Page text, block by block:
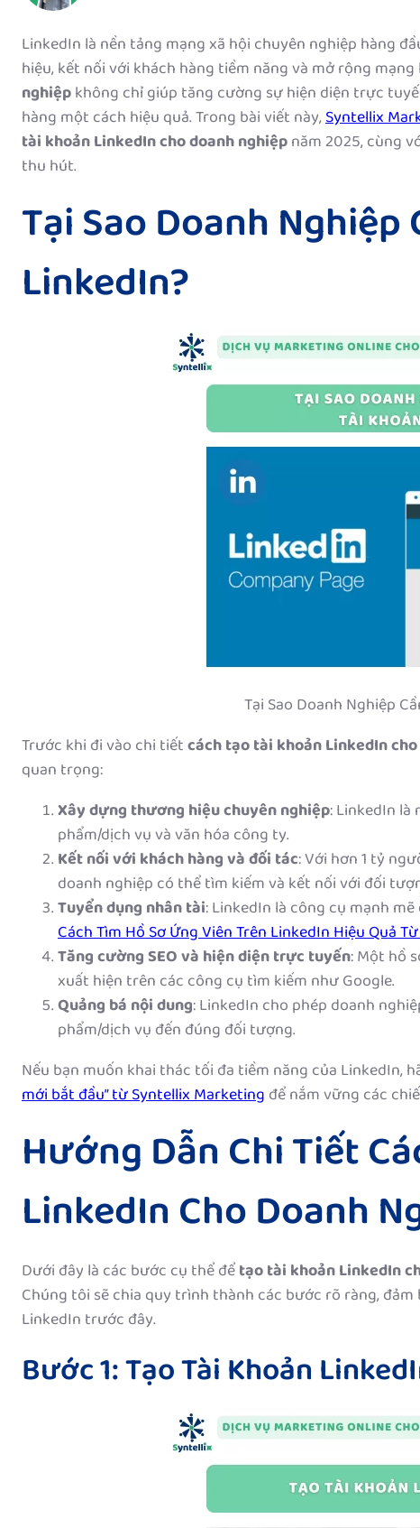
LinkedIn là nền tảng mạng xã hội chuyên nghiệp hàng
hiệu, kết nối với khách hàng tiềm năng và mở rộng mạng
nghiệpkhông chỉ giúp tăng cường sự hiện diện trực
hàng một cách hiệu quả. Trong bài viết này,Syntellix
tài khoản LinkedIn cho doanh nghiệpnăm 2025, cùng
thu hút.
Tại Sao Doanh Nghiệp
LinkedIn?
Tại Sao Doanh Nghiệp
Trước khi đi vào chi tiếtcách tạo tài khoản LinkedIn
quan trọng:
Xây dựng thương hiệu chuyên nghiệp: LinkedIn
phẩm/dịch vụ và văn hóa công ty.
Kết nối với khách hàng và đối tác: Với hơn 1 tỷ
doanh nghiệp có thể tìm kiếm và kết nối với đối
Tuyển dụng nhân tài: LinkedIn là công cụ mạnh
Cách Tìm Hồ Sơ Ứng Viên Trên LinkedIn Hiệu Quả
Tăng cường SEO và hiện diện trực tuyến: Một hồ
xuất hiện trên các công cụ tìm kiếm như Google.
Quảng bá nội dung: LinkedIn cho phép doanh
phẩm/dịch vụ đến đúng đối tượng.
Nếu bạn muốn khai thác tối đa tiềm năng của LinkedIn,
mới bắt đầu” từ Syntellix Marketing để nắm vững các
Hướng Dẫn Chi Tiết
LinkedIn Cho Doanh
Dưới đây là các bước cụ thể đểtạo tài khoản LinkedIn
Chúng tôi sẽ chia quy trình thành các bước rõ ràng,
LinkedIn trước đây.
Bước 1: Tạo Tài Khoản